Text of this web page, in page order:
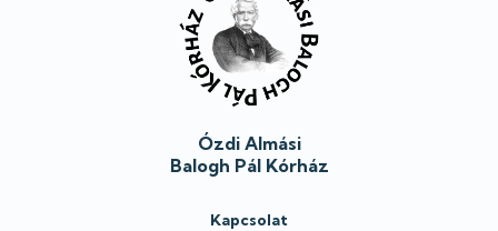
Ózdi Almási
Balogh Pál Kórház
Kapcsolat